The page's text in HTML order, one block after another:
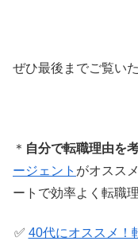
ぜひ最後までご覧い
＊ 自分で転職理由を
ージェント がオスス
ートで効率よく転職
✅ 40代にオススメ！